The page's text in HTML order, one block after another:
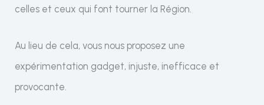
celles et ceux qui font tourner la Région.
Au lieu de cela, vous nous proposez une
expérimentation gadget, injuste, inefficace et
provocante.